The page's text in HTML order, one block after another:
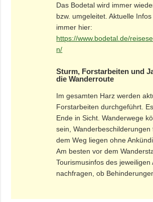
Das Bodetal wird immer
bzw. umgeleitet. Aktuelle
immer hier:
https://www.bodetal.de/
n/
Sturm, Forstarbeiten und
die Wanderroute
Im gesamten Harz werden
Forstarbeiten durchgeführt.
Ende in Sicht. Wanderwege
sein,
dem Weg liegen ohne
Am besten vor dem
Tourismusinfos des jeweiligen
nachfragen, ob